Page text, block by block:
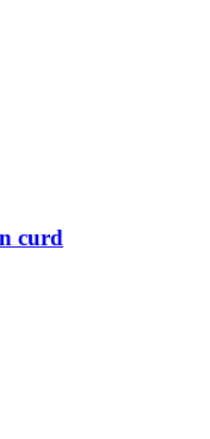
curd